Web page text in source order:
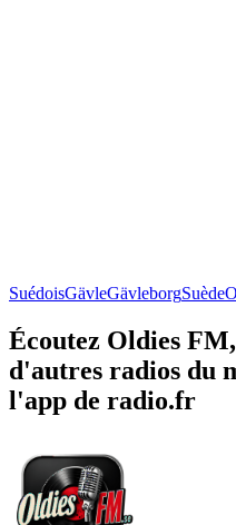
SuédoisGävleGävleborgSuède
Écoutez Oldies
d'autres radios du
l'app de radio.fr